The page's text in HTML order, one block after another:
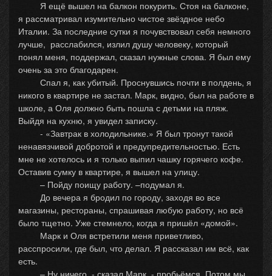
Я ещё вышел на балкон покурить. Стоя на балконе,
я рассматривал изумительно чистое звёздное небо
Италии. За последние сутки я почувствовал себя немного
лучше, расслабился, излил душу человеку, который
понял меня, поддержал, сказал нужные слова. Я был ему
очень за это благодарен.
Спал я, как убитый. Проснувшись почти в полдень, я
никого в квартире не застал. Марк, видно, был на работе в
школе, а Оля должно быть пошла с детьми на пляж.
Выйдя на кухню, я увидел записку.
- «Завтрак в холодильнике.» Я был тронут такой
ненавязчивой добротой и предупредительностью. Есть
мне не хотелось и я только выпил чашку горячего кофе.
Оставив сумку в квартире, я вышел на улицу.
– Пойду поищу работу. –подумал я.
До вечера я бродил по городу, заходя во все
магазины, рестораны, спрашивая любую работу, но всё
было тщетно. Уже стемнело, когда я пришёл «домой».
Марк и Оля встретили меня приветливо,
расспросили, где был, что делал. Я рассказал им всё, как
есть.
– Ну ничего, - сказал Марк, - пробьёмся. Потом мы